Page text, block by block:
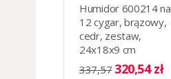
Humidor 600214 na
12 cygar, brązowy,
cedr, zestaw,
24x18x9 cm
337,57 320,54 zł